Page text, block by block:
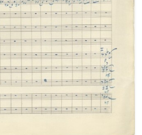
As-MTH-003-Sc-009-080-Πέντε
As-MTH-003-Sc-010-081-Συρτός
As-MTH-003-Sc-010-082-Η
As-MTH-003-Sc-010-083-
As-MTH-003-Sc-010-084-
As-MTH-003-Sc-010-085-
As-MTH-003-Sc-010-086-
As-MTH-003-Sc-010-087-
As-MTH-003-Sc-010-088-
As-MTH-003-Sc-010-089-